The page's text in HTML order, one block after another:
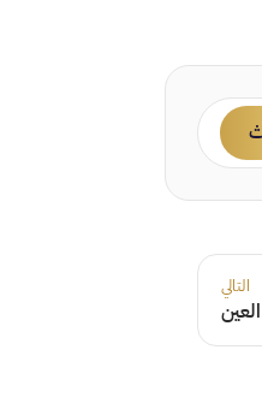
التالي